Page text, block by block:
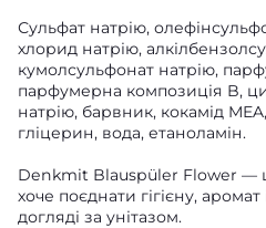
Сульфат натрію,
хлорид натрію,
кумолсульфонат натрію,
парфумерна композиція B,
натрію, барвник, кокамід
гліцерин, вода, етаноламін.
Denkmit Blauspüler Flower —
хоче поєднати гігієну,
догляді за унітазом.